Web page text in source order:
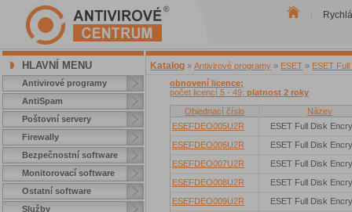
HLAVNÍ MENU
Antivirové programy
AntiSpam
Poštovní servery
Firewally
Bezpečnostní software
Monitorovací software
Ostatní software
Služby
Katalog » Antivirové programy » ESET » ESET
obnovení licence;
počet licencí 5 - 49; platnost 2 roky
Objednací číslo
Název
ESEFDEO005U2R
ESET Full Disk
ESEFDEO006U2R
ESET Full Disk
ESEFDEO007U2R
ESET Full Disk
ESEFDEO008U2R
ESET Full Disk
ESEFDEO009U2R
ESET Full Disk